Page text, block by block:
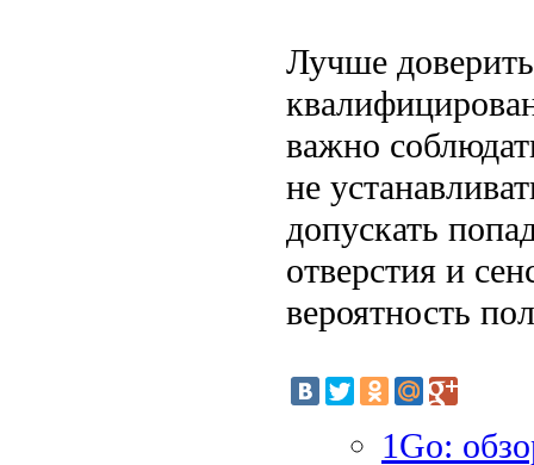
Лучше
важно
не
допускать
отверстия и
вероятность
1Go: